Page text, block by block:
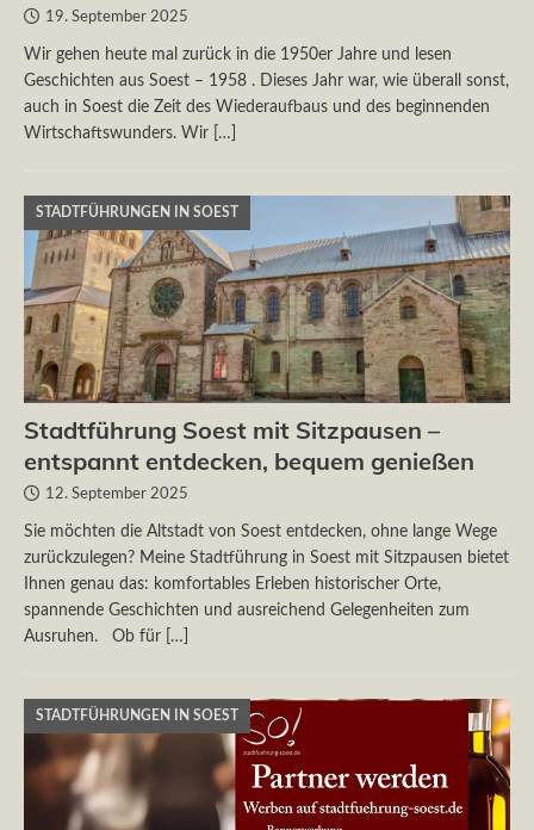
19. September 2025
Wir gehen heute mal zurück in die 1950er Jahre und lesen
Geschichten aus Soest – 1958 . Dieses Jahr war, wie überall sonst,
auch in Soest die Zeit des Wiederaufbaus und des beginnenden
Wirtschaftswunders. Wir
[…]
STADTFÜHRUNGEN IN SOEST
Stadtführung Soest mit Sitzpausen –
entspannt entdecken, bequem genießen
12. September 2025
Sie möchten die Altstadt von Soest entdecken, ohne lange Wege
zurückzulegen? Meine Stadtführung in Soest mit Sitzpausen bietet
Ihnen genau das: komfortables Erleben historischer Orte,
spannende Geschichten und ausreichend Gelegenheiten zum
Ausruhen. Ob für
[…]
STADTFÜHRUNGEN IN SOEST